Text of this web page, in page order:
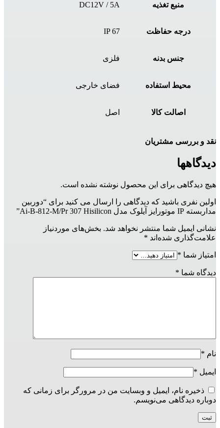
منبع تغذیه DC12V / 5A
درجه حفاظت IP 67
جنس بدنه فلزی
محیط استفاده فضای خارجی
اصالت کالا اصل
نقد و بررسی مشتریان
دیدگاهها
هیچ دیدگاهی برای این محصول نوشته نشده است.
اولین نفری باشید که دیدگاهی را ارسال می کنید برای “دوربین
مداربسته IP موتورایز آیلوک مدل Ai-B-812-M/Pr 307 Hisilicon”
نشانی ایمیل شما منتشر نخواهد شد. بخش‌های موردنیاز
علامت‌گذاری شده‌اند *
امتیاز شما *
دیدگاه شما *
نام *
ایمیل *
ذخیره نام، ایمیل و وبسایت من در مرورگر برای زمانی که
دوباره دیدگاهی می‌نویسم.